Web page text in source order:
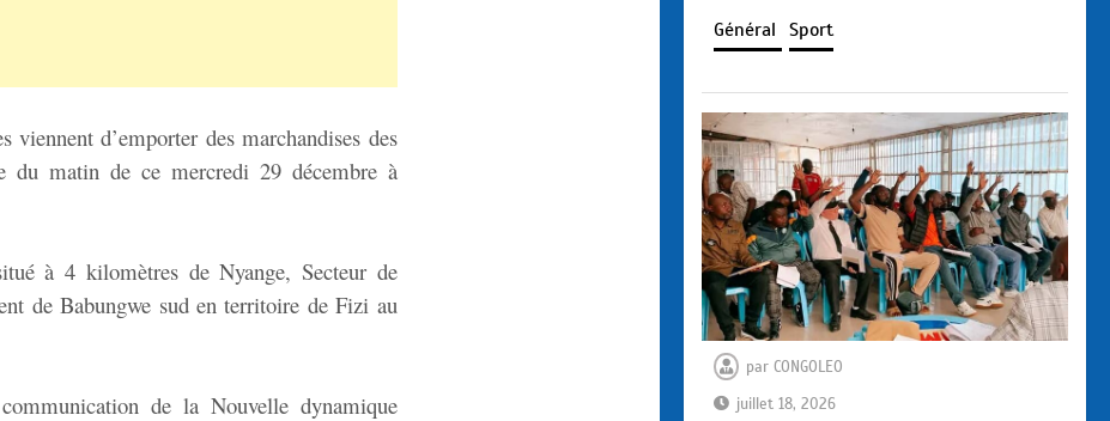
viennent d’emporter des marchandises des
du matin de ce mercredi 29 décembre à
à 4 kilomètres de Nyange, Secteur de
de Babungwe sud en territoire de Fizi au
de la Nouvelle dynamique
Général Sport
par CONGOLEO
juillet 18, 2026